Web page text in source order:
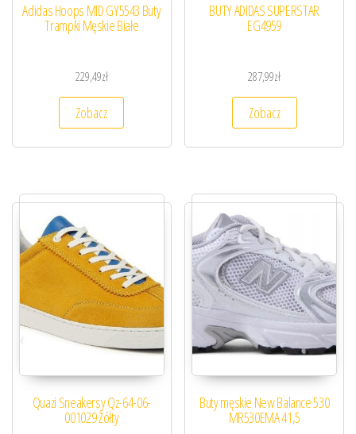
Adidas Hoops MID GY5543 Buty
Trampki Męskie Białe
229,49zł
Zobacz
BUTY ADIDAS SUPERSTAR
EG4959
287,99zł
Zobacz
Quazi Sneakersy Qz-64-06-
001029 Żółty
Buty męskie New Balance 530
MR530EMA 41,5